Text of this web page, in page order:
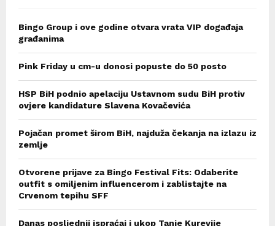
Bingo Group i ove godine otvara vrata VIP događaja
građanima
Pink Friday u cm-u donosi popuste do 50 posto
HSP BiH podnio apelaciju Ustavnom sudu BiH protiv
ovjere kandidature Slavena Kovačevića
Pojačan promet širom BiH, najduža čekanja na izlazu iz
zemlje
Otvorene prijave za Bingo Festival Fits: Odaberite
outfit s omiljenim influencerom i zablistajte na
Crvenom tepihu SFF
Danas posljednji ispraćaj i ukop Tanje Kurevije